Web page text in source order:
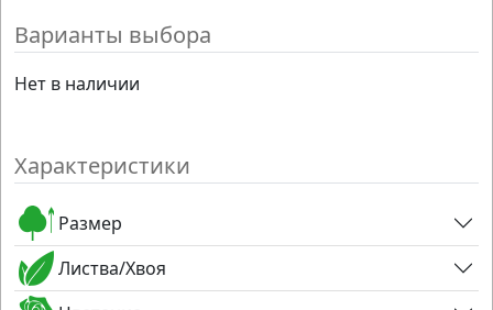
Варианты выбора
Нет в наличии
Характеристики
Размер
Листва/Хвоя